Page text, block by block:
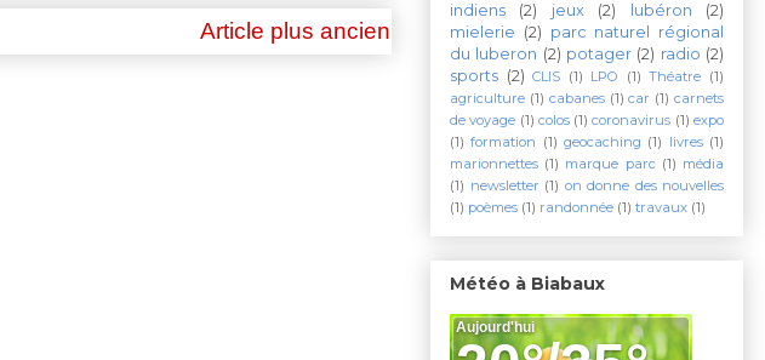
Article plus ancien
indiens
(2) jeux (2) lubéron
(2)
mielerie (2) parc naturel régional
du luberon (2) potager (2) radio (2)
sports (2) CLIS (1) LPO (1) Théatre (1)
agriculture (1) cabanes (1) car (1) carnets
de voyage (1) colos (1) coronavirus (1) expo
(1) formation (1) geocaching (1) livres (1)
marionnettes (1) marque parc (1) média
(1) newsletter (1) on donne des nouvelles
(1) poèmes (1) randonnée (1) travaux (1)
Météo à Biabaux